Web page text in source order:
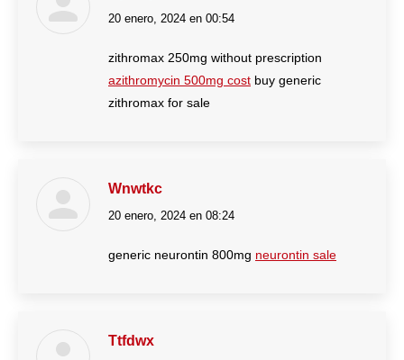
dice:
20 enero, 2024 en 00:54
zithromax 250mg without prescription
azithromycin 500mg cost buy generic
zithromax for sale
Wnwtkc
dice:
20 enero, 2024 en 08:24
generic neurontin 800mg neurontin sale
Ttfdwx